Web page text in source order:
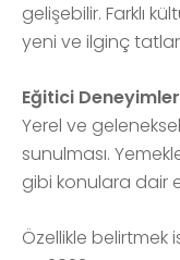
gelişebilir. Farklı
yeni ve ilginç tatlar
Eğitici
Yerel ve
sunulması.
gibi konulara dair
Özellikle belirtmek